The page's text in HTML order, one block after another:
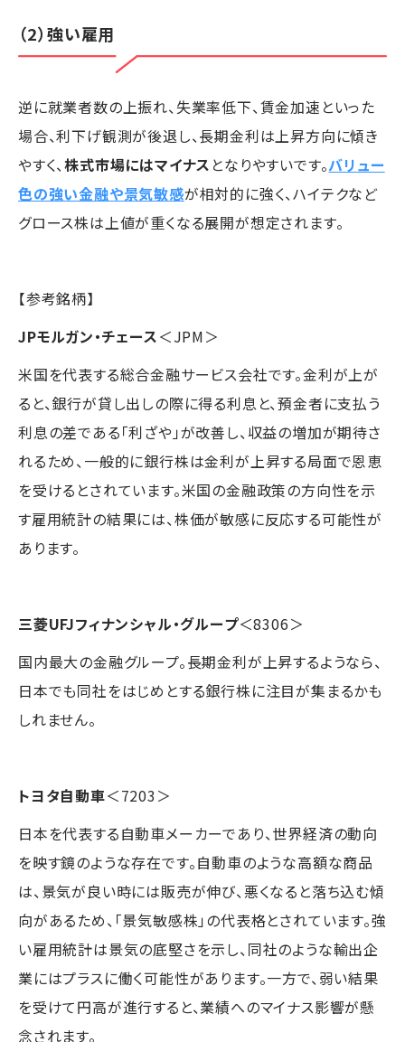
（2）強い雇用
逆に就業者数の上振れ、失業率低下、賃金加速といった
場合、利下げ観測が後退し、長期金利は上昇方向に傾き
やすく、株式市場にはマイナス となりやすいです。バリュー
色の強い金融や景気敏感が相対的に強く、ハイテクなど
グロース株は上値が重くなる展開が想定されます。
【参考銘柄】
JPモルガン・チェース＜JPM＞
米国を代表する総合金融サービス会社です。金利が上が
ると、銀行が貸し出しの際に得る利息と、預金者に支払う
利息の差である「利ざや」が改善し、収益の増加が期待さ
れるため、一般的に銀行株は金利が上昇する局面で恩恵
を受けるとされています。米国の金融政策の方向性を示
す雇用統計の結果には、株価が敏感に反応する可能性が
あります。
三菱UFJフィナンシャル・グループ＜8306＞
国内最大の金融グループ。長期金利が上昇するようなら、
日本でも同社をはじめとする銀行株に注目が集まるかも
しれません。
トヨタ自動車＜7203＞
日本を代表する自動車メーカーであり、世界経済の動向
を映す鏡のような存在です。自動車のような高額な商品
は、景気が良い時には販売が伸び、悪くなると落ち込む傾
向があるため、「景気敏感株」の代表格とされています。強
い雇用統計は景気の底堅さを示し、同社のような輸出企
業にはプラスに働く可能性があります。一方で、弱い結果
を受けて円高が進行すると、業績へのマイナス影響が懸
念されます。